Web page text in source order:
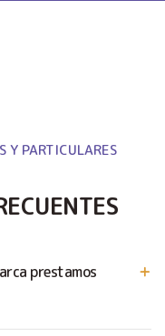
Y PARTICULARES
prestamos